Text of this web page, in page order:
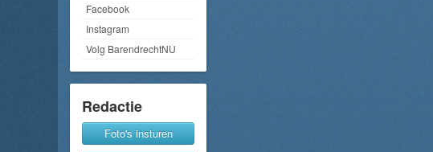
Facebook
Instagram
Volg BarendrechtNU
Redactie
Foto's insturen